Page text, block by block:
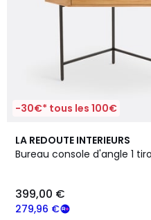
-30€* tous les 100€
LA REDOUTE INTERIEURS
Bureau console d'angle 1
279,96 €
399,00 €
4,9
/ 5